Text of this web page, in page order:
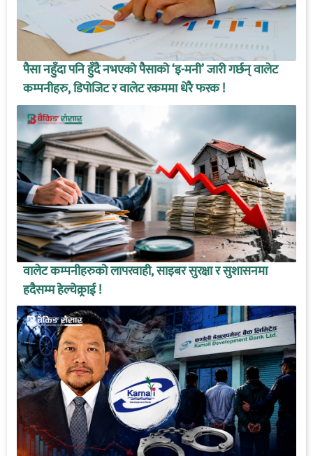
पैसा नहुँदा पनि हुँदै नभएको पैसाको ‘इ-मनी’ जारी गर्छन् वालेट
कम्पनीहरु, डिपोजिट र वालेट रकममा धेरै फरक !
वालेट कम्पनीहरुको लापरवाही, साइबर सुरक्षा र सुशासनमा
हदैसम्म हेल्चेक्र्राई !